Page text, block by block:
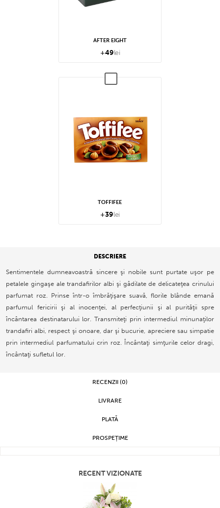
AFTER EIGHT
+49lei
TOFFIFEE
+39lei
DESCRIERE
Sentimentele dumneavoastră sincere şi nobile sunt purtate uşor pe
petalele gingaşe ale trandafirilor albi şi gâdilate de delicateţea crinului
parfumat roz. Prinse într-o îmbrăţişare suavă, florile blânde emană
parfumul fericirii şi al inocenţei, al perfecţiunii şi al purităţii spre
încântarea destinatarului lor. Transmiteţi prin intermediul minunaţilor
trandafiri albi, respect şi onoare, dar şi bucurie, apreciere sau simpatie
prin intermediul parfumatului crin roz. Încântaţi simţurile celor dragi,
încântaţi sufletul lor.
RECENZII (0)
LIVRARE
PLATĂ
PROSPEȚIME
RECENT VIZIONATE